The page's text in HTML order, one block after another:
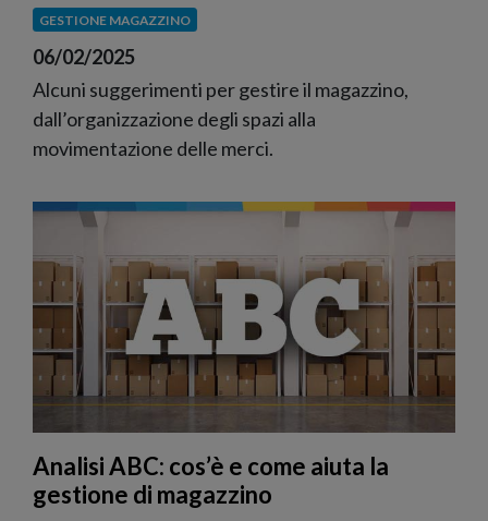
GESTIONE MAGAZZINO
06/02/2025
Alcuni suggerimenti per gestire il magazzino,
dall’organizzazione degli spazi alla
movimentazione delle merci.
Analisi ABC: cos’è e come aiuta la
gestione di magazzino